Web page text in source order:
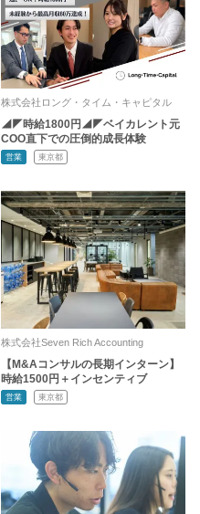
株式会社ロング・タイム・キャピタル
◢◤時給1800円◢◤ベイカレント元
COO直下での圧倒的成長体験
営業 東京都
株式会社Seven Rich Accounting
【M&Aコンサルの長期インターン】
時給1500円＋インセンティブ
営業 東京都